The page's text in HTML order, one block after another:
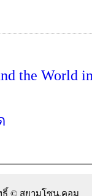
the World
ธิ์ © สยามโซน.คอม